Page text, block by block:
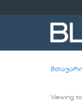
to
Viewing